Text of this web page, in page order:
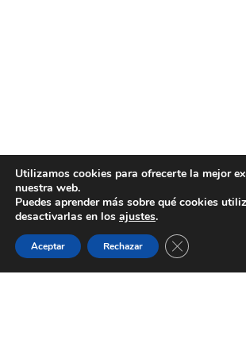
Utilizamos cookies para ofrecerte la mejor
nuestra web.
Puedes aprender más sobre qué cookies
desactivarlas en los ajustes.
Aceptar Rechazar Cerrar el